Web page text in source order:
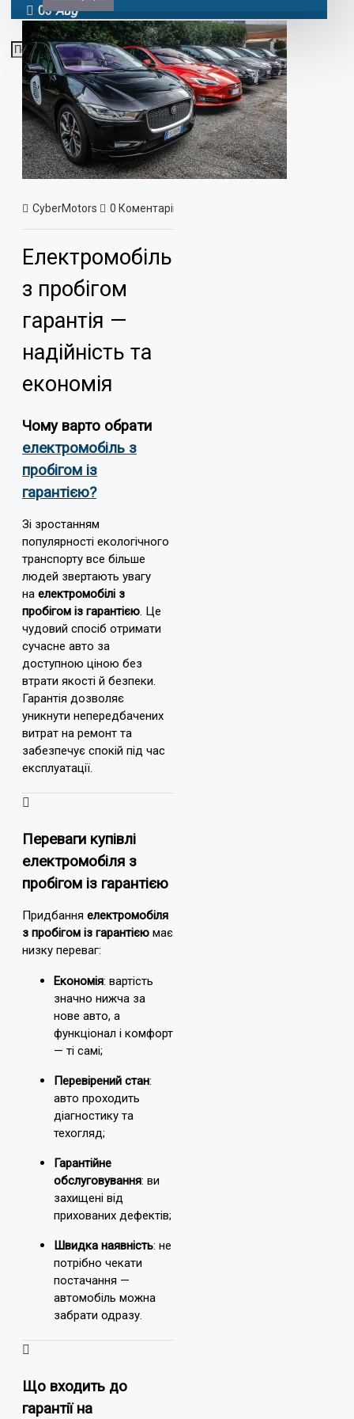
03Aug
CyberMotors 0 Коментарів
Електромобіль
з пробігом
гарантія —
надійність та
економія
Чому варто обрати
електромобіль з
пробігом із
гарантією?
Зі зростанням
популярності екологічного
транспорту все більше
людей звертають увагу
на електромобілі з
пробігом із гарантією. Це
чудовий спосіб отримати
сучасне авто за
доступною ціною без
втрати якості й безпеки.
Гарантія дозволяє
уникнути непередбачених
витрат на ремонт та
забезпечує спокій під час
експлуатації.
Переваги купівлі
електромобіля з
пробігом із гарантією
Придбання електромобіля
з пробігом із гарантією має
низку переваг:
Економія: вартість
значно нижча за
нове авто, а
функціонал і комфорт
— ті самі;
Перевірений стан:
авто проходить
діагностику та
техогляд;
Гарантійне
обслуговування: ви
захищені від
прихованих дефектів;
Швидка наявність: не
потрібно чекати
постачання —
автомобіль можна
забрати одразу.
Що входить до
гарантії на